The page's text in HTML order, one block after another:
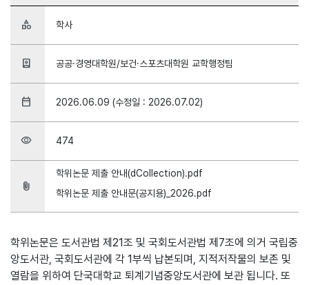
category 학사
person_book 공공·경영대학원/보건·스포츠대학원 교학행정팀
date_range 2026.06.09 (수정일 : 2026.07.02)
visibility 474
attach_file
학위논문 제출 안내(dCollection).pdf
학위논문 제출 안내문(공지용)_2026.pdf
학위논문은 도서관법 제21조 및 국회도서관법 제7조에 의거 국립중
앙도서관, 국회도서관에 각 1부씩 납본되며, 지적저작물의 보존 및
열람을 위하여 단국대학교 퇴계기념중앙도서관에 보관 됩니다. 또